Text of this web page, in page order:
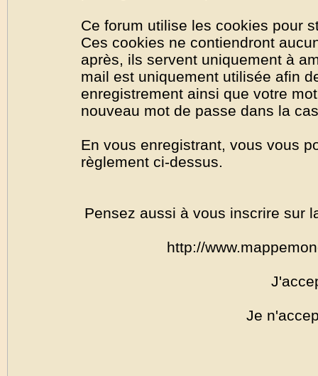
Ce forum utilise les cookies pour
Ces cookies ne contiendront
après, ils servent uniquement à
mail est uniquement utilisée afin
enregistrement ainsi que votre
nouveau mot de passe dans la
En vous enregistrant, vous vous
règlement ci-dessus.
Pensez aussi à vous inscrire sur
http://
Je